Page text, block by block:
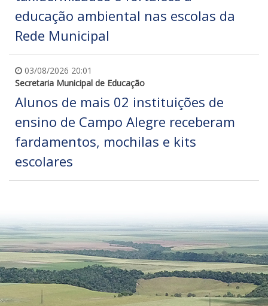
educação ambiental nas escolas da
Rede Municipal
03/08/2026 20:01
Secretaria Municipal de Educação
Alunos de mais 02 instituições de
ensino de Campo Alegre receberam
fardamentos, mochilas e kits
escolares